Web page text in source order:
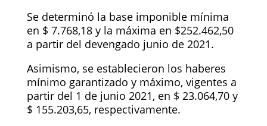
Se determinó la base imponible mínima
en $ 7.768,18 y la máxima en $252.462,50
a partir del devengado junio de 2021.
Asimismo, se establecieron los haberes
mínimo garantizado y máximo, vigentes a
partir del 1 de junio 2021, en $ 23.064,70 y
$ 155.203,65, respectivamente.